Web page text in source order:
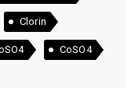
Clorin
CoSO4